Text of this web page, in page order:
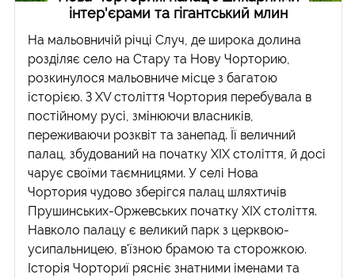
інтер'єрами та гігантський млин
На мальовничій річці Случ, де широка долина
розділяє село на Стару та Нову Чорторию,
розкинулося мальовниче місце з багатою
історією. З XV століття Чортория перебувала в
постійному русі, змінюючи власників,
переживаючи розквіт та занепад. Її величний
палац, збудований на початку XIX століття, й досі
чарує своїми таємницями. У селі Нова
Чортория чудово зберігся палац шляхтичів
Прушинських-Оржевських початку ХІХ століття.
Навколо палацу є великий парк з церквою-
усипальницею, в'їзною брамою та сторожкою.
Історія Чорториї рясніє знатними іменами та